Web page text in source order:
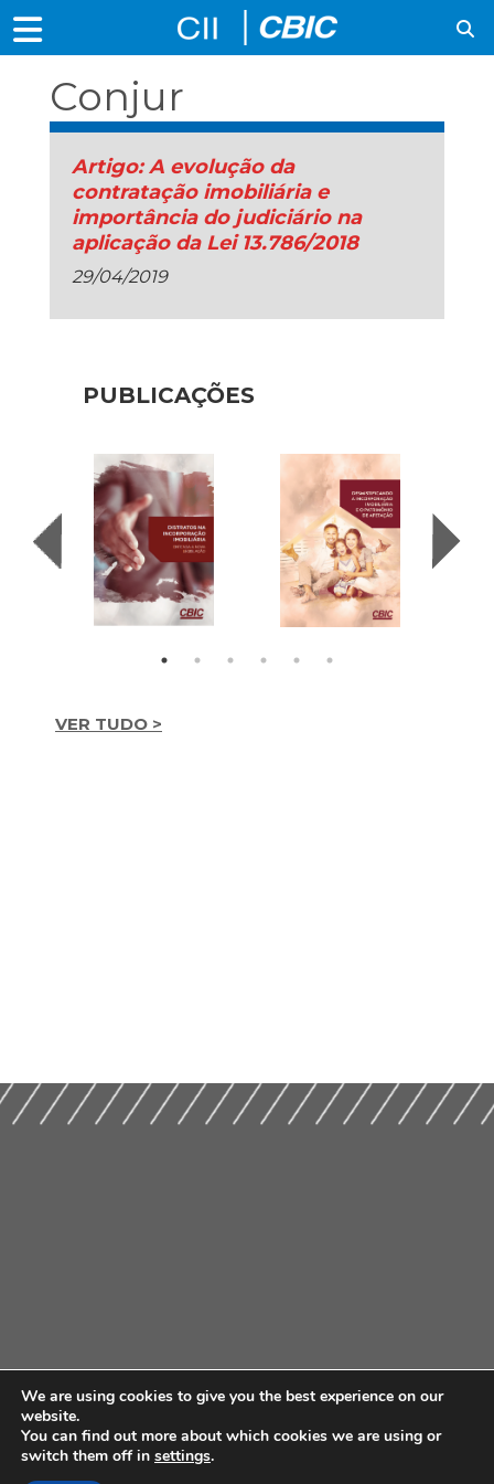
Conjur
Artigo: A evolução da
contratação imobiliária e
importância do judiciário na
aplicação da Lei 13.786/2018
29/04/2019
PUBLICAÇÕES
VER TUDO >
We are using cookies to give you the best experience on our
website.
You can find out more about which cookies we are using or
switch them off in settings.